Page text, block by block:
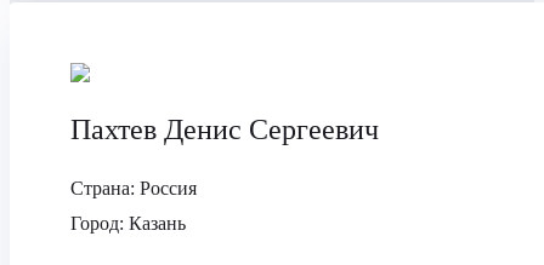
Пахтев Денис Сергеевич
Страна: Россия
Город: Казань